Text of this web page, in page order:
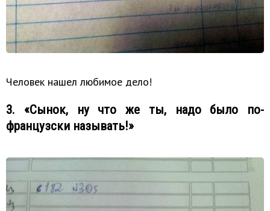
Человек нашел любимое дело!
3. «Сынок, ну что же ты, надо было по-
французски называть!»